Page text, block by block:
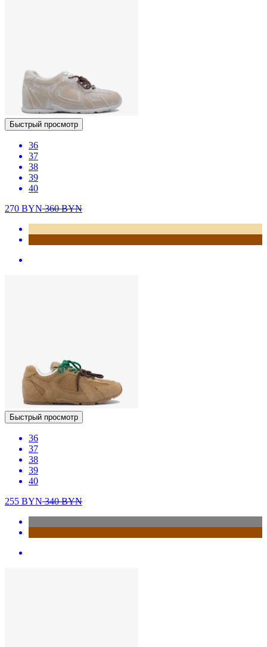
Быстрый просмотр
36
37
38
39
40
270 BYN360BYN
Быстрый просмотр
36
37
38
39
40
255 BYN340BYN